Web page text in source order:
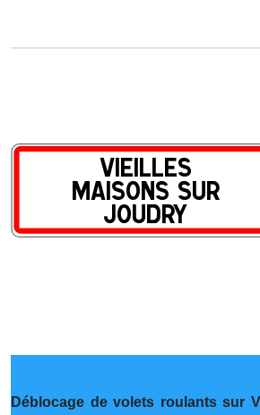
Déblocage de volets roulants sur